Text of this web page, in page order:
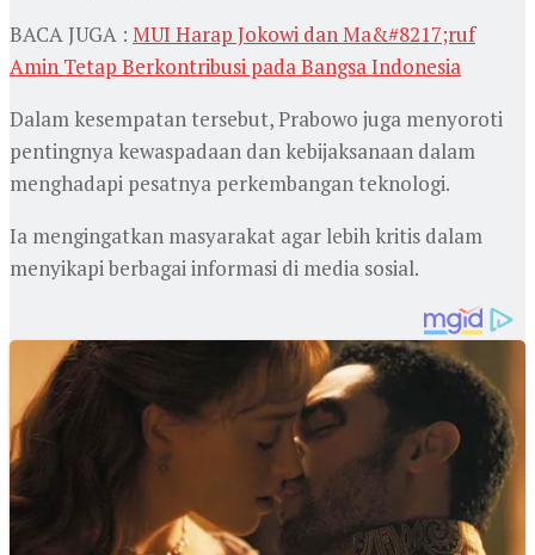
BACA JUGA : MUI Harap Jokowi dan Ma&#8217;ruf
Amin Tetap Berkontribusi pada Bangsa Indonesia
Dalam kesempatan tersebut, Prabowo juga menyoroti
pentingnya kewaspadaan dan kebijaksanaan dalam
menghadapi pesatnya perkembangan teknologi.
Ia mengingatkan masyarakat agar lebih kritis dalam
menyikapi berbagai informasi di media sosial.